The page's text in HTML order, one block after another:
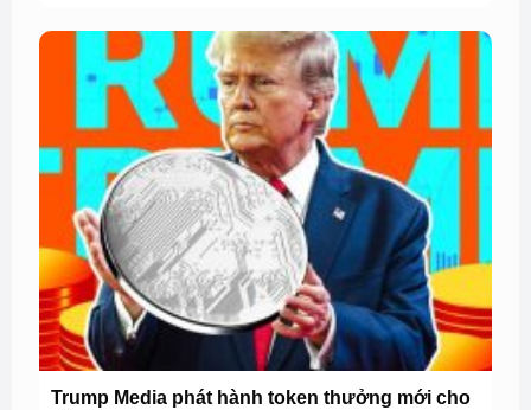
Trump Media phát hành token thưởng mới cho